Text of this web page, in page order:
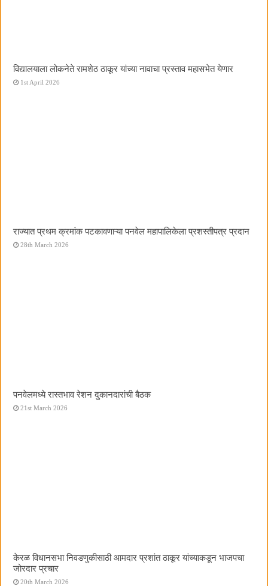
विद्यालयाला लोकनेते रामशेठ ठाकूर यांच्या नावाचा प्रस्ताव महासभेत येणार
1st April 2026
राज्यात प्रथम क्रमांक पटकावणाऱ्या पनवेल महापालिकेला प्रशस्तीपत्र प्रदान
28th March 2026
पनवेलमध्ये रास्तभाव रेशन दुकानदारांची बैठक
21st March 2026
केरळ विधानसभा निवडणुकीसाठी आमदार प्रशांत ठाकूर यांच्याकडून भाजपचा
जोरदार प्रचार
20th March 2026